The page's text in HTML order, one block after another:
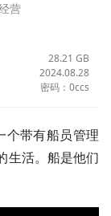
营
28.21 GB
2024.08.28
密码：0ccs
个带有船员管理
生活。船是他们